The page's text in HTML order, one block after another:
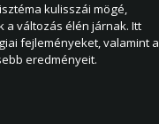
kulisszái mögé,
a változás élén járnak. Itt
fejleményeket, valamint a
eredményeit.